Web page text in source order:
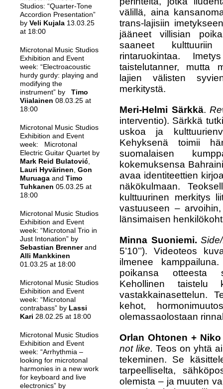
Studios: “Quarter-Tone
Accordion Presentation”
by Veli Kujala 13.03.25
at 18:00
Microtonal Music Studios
Exhibition and Event
week: “Electroacoustic
hurdy gurdy: playing and
modifying the
instrument” by
Timo
Viialainen 08.03.25 at
18:00
Microtonal Music Studios
Exhibition and Event
week: Microtonal
Electric Guitar Quartet by
Mark Reid Bulatović
Lauri Hyvärinen Gon
Muruaga and Timo
Tuhkanen 05.03.25 at
18:00
Microtonal Music Studios
Exhibition and Event
week: “Microtonal Trio in
Just Intonation” by
Sebastian Brennerand
Alli Mankkinen
01.03.25 at 18:00
Microtonal Music Studios
Exhibition and Event
week: “Microtonal
contrabass” by Lassi
Kari 28.02.25 at 18:00
Microtonal Music Studios
Exhibition and Event
week: “Arrhythmia –
looking for microtonal
harmonies in a new work
for keyboard and live
electronics” by
välillä, aina
trans-lajisiin
jääneet villisian
saaneet
rintaruokintaa. I
taistelutanner, mutta
lajien välisten
merkitystä.
Meri-Helmi Särkkä.
interventio). Särkkä
uskoa ja
Kehyksenä toimii
suomalaisen
kokemuksensa
avaa identiteettien
näkökulmaan.
kulttuurinen merkitys
vastuuseen –
länsimaisen
Minna Suoniemi.
5’10’’).Videoteos
ilmenee
poikansa otteesta
Kehollinen taistelu
vastakkainasettelun.
kehot,
olemassaolostaan
Orlan Ohtonen + Niko
not like. Teos on yhtä
tekeminen. Se
tarpeelliselta,
olemista – ja muuten